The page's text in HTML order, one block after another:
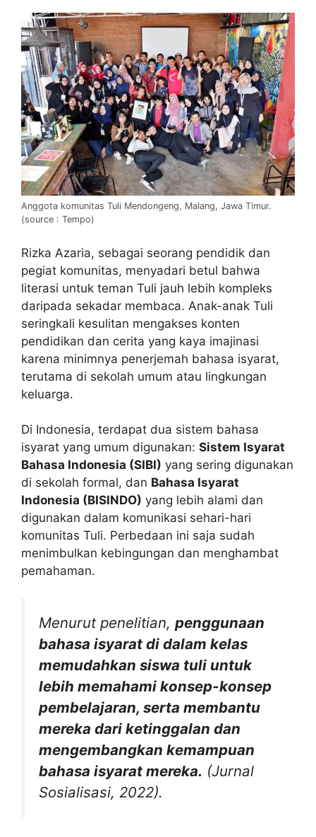
Anggota komunitas Tuli Mendongeng, Malang, Jawa Timur.
(source : Tempo)
Rizka Azaria, sebagai seorang pendidik dan
pegiat komunitas, menyadari betul bahwa
literasi untuk teman Tuli jauh lebih kompleks
daripada sekadar membaca. Anak-anak Tuli
seringkali kesulitan mengakses konten
pendidikan dan cerita yang kaya imajinasi
karena minimnya penerjemah bahasa isyarat,
terutama di sekolah umum atau lingkungan
keluarga.
Di Indonesia, terdapat dua sistem bahasa
isyarat yang umum digunakan: Sistem Isyarat
Bahasa Indonesia (SIBI) yang sering digunakan
di sekolah formal, dan Bahasa Isyarat
Indonesia (BISINDO) yang lebih alami dan
digunakan dalam komunikasi sehari-hari
komunitas Tuli. Perbedaan ini saja sudah
menimbulkan kebingungan dan menghambat
pemahaman.
Menurut penelitian, penggunaan
bahasa isyarat di dalam kelas
memudahkan siswa tuli untuk
lebih memahami konsep-konsep
pembelajaran, serta membantu
mereka dari ketinggalan dan
mengembangkan kemampuan
bahasa isyarat mereka. (Jurnal
Sosialisasi, 2022).